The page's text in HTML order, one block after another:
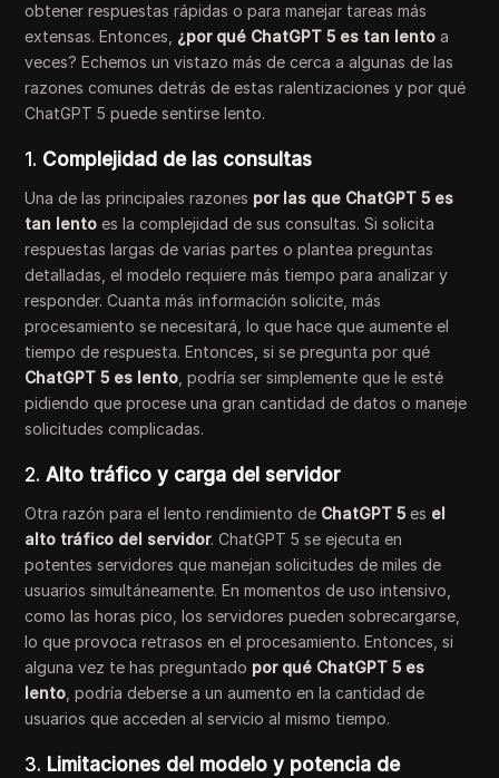
obtener respuestas rápidas o para manejar tareas más
extensas. Entonces, ¿por qué ChatGPT 5 es tan lento a
veces? Echemos un vistazo más de cerca a algunas de las
razones comunes detrás de estas ralentizaciones y por qué
ChatGPT 5 puede sentirse lento.
1. Complejidad de las consultas
Una de las principales razones por las que ChatGPT 5 es
tan lento es la complejidad de sus consultas. Si solicita
respuestas largas de varias partes o plantea preguntas
detalladas, el modelo requiere más tiempo para analizar y
responder. Cuanta más información solicite, más
procesamiento se necesitará, lo que hace que aumente el
tiempo de respuesta. Entonces, si se pregunta por qué
ChatGPT 5 es lento , podría ser simplemente que le esté
pidiendo que procese una gran cantidad de datos o maneje
solicitudes complicadas.
2.Alto tráfico y carga del servidor
Otra razón para el lento rendimiento de ChatGPT 5 es el
alto tráfico del servidor. ChatGPT 5 se ejecuta en
potentes servidores que manejan solicitudes de miles de
usuarios simultáneamente. En momentos de uso intensivo,
como las horas pico, los servidores pueden sobrecargarse,
lo que provoca retrasos en el procesamiento. Entonces, si
alguna vez te has preguntado por qué ChatGPT 5 es
lento , podría deberse a un aumento en la cantidad de
usuarios que acceden al servicio al mismo tiempo.
3. Limitaciones del modelo y potencia de